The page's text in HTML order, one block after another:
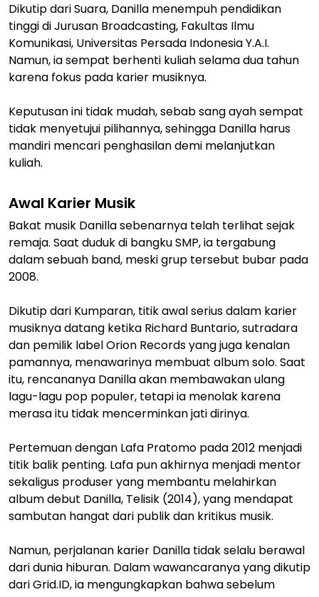
Dikutip dari Suara, Danilla menempuh pendidikan
tinggi di Jurusan Broadcasting, Fakultas Ilmu
Komunikasi, Universitas Persada Indonesia Y.A.I.
Namun, ia sempat berhenti kuliah selama dua tahun
karena fokus pada karier musiknya.
Keputusan ini tidak mudah, sebab sang ayah sempat
tidak menyetujui pilihannya, sehingga Danilla harus
mandiri mencari penghasilan demi melanjutkan
kuliah.
Awal Karier Musik
Bakat musik Danilla sebenarnya telah terlihat sejak
remaja. Saat duduk di bangku SMP, ia tergabung
dalam sebuah band, meski grup tersebut bubar pada
2008.
Dikutip dari Kumparan, titik awal serius dalam karier
musiknya datang ketika Richard Buntario, sutradara
dan pemilik label Orion Records yang juga kenalan
pamannya, menawarinya membuat album solo. Saat
itu, rencananya Danilla akan membawakan ulang
lagu-lagu pop populer, tetapi ia menolak karena
merasa itu tidak mencerminkan jati dirinya.
Pertemuan dengan Lafa Pratomo pada 2012 menjadi
titik balik penting. Lafa pun akhirnya menjadi mentor
sekaligus produser yang membantu melahirkan
album debut Danilla, Telisik (2014), yang mendapat
sambutan hangat dari publik dan kritikus musik.
Namun, perjalanan karier Danilla tidak selalu berawal
dari dunia hiburan. Dalam wawancaranya yang dikutip
dari Grid.ID, ia mengungkapkan bahwa sebelum